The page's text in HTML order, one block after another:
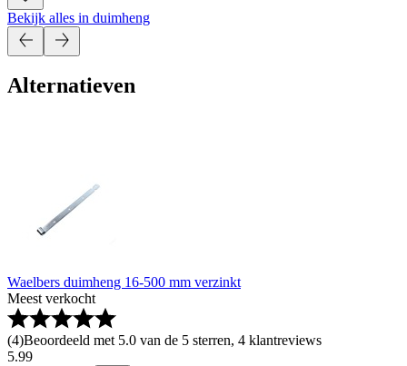
Bekijk alles in duimheng
Alternatieven
Waelbers duimheng 16-500 mm verzinkt
Meest verkocht
(4)Beoordeeld met 5.0 van de 5 sterren, 4 klantreviews
5.99